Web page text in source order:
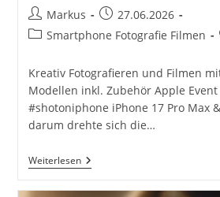
Beitrags-
Autor:
Markus
Beitrag
veröffentlicht:
27.06.2026
Beitrags-
Smartphone Fotografie Filmen
Kreativ Fotografieren und Filmen
Modellen inkl. Zubehör Apple
#shotoniphone iPhone 17 Pro Max
darum drehte sich die…
WeiterlesenKreativ
Fotografieren